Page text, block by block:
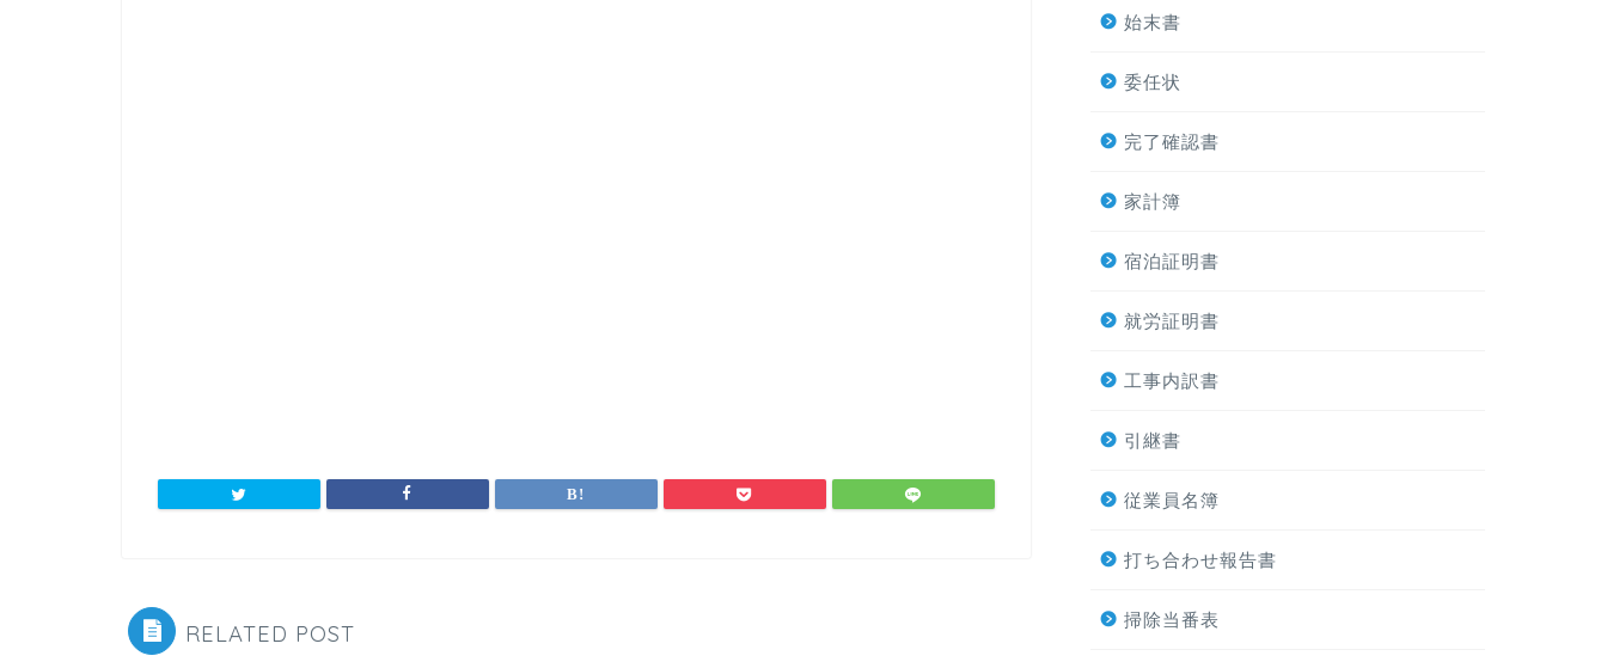
RELATED POST
始末書
委任状
完了確認書
家計簿
宿泊証明書
就労証明書
工事内訳書
引継書
従業員名簿
打ち合わせ報告書
掃除当番表